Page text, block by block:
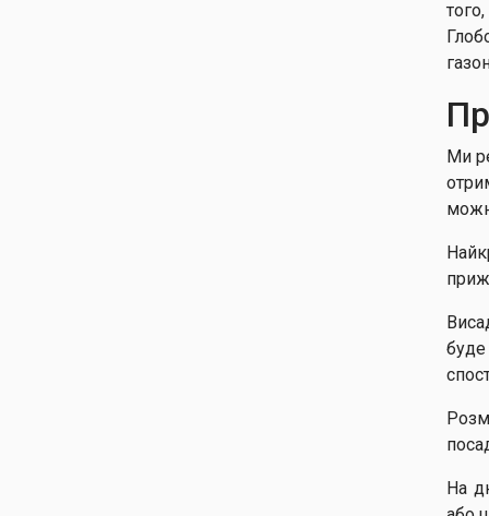
Ми
буде
На